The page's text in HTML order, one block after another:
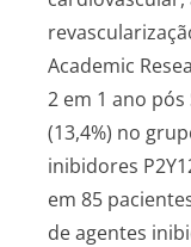
Academic
2 em 1 ano pós
(13,4%) no
inibidores
em 85
de agentes